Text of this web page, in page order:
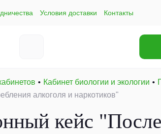
Условия доставки Контакты
Кабинет биологии и экологии
алкоголя и наркотиков"
кейс